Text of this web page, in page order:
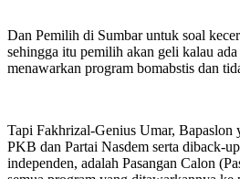
Dan Pemilih di Sumbar untuk soal
sehingga itu pemilih akan geli kalau
menawarkan program bomabstis dan
Tapi Fakhrizal-Genius Umar, Bapaslon
PKB dan Partai Nasdem serta diback-
independen, adalah Pasangan Calon